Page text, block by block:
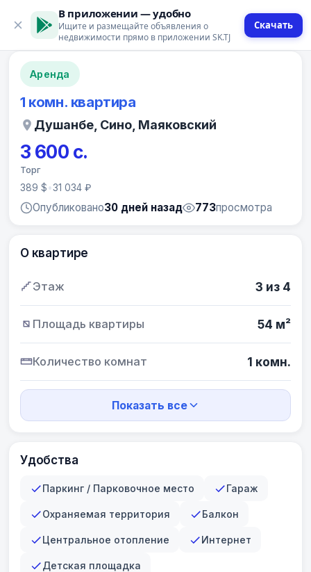
В приложении — удобно
Ищите и размещайте объявления о
недвижимости прямо в приложении SK.TJ
Скачать
12 фото
Аренда
1 комн. квартира
Душанбе, Сино, Маяковский
3 600 с.
Торг
389 $•31 034 ₽
Опубликовано30 дней назад 773просмотра
О квартире
Этаж 3 из 4
Площадь квартиры 54 м²
Количество комнат 1 комн.
Показать все
Удобства
Паркинг / Парковочное место Гараж
Охраняемая территория Балкон
Центральное отопление Интернет
Детская площадка